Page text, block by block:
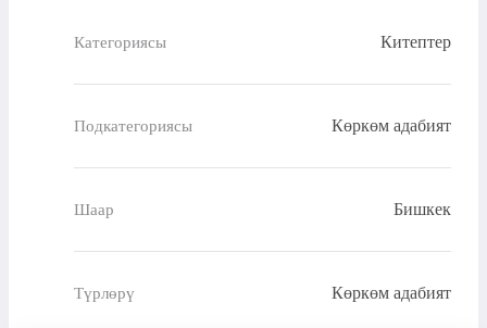
Категориясы Китептер
Подкатегориясы Көркөм адабият
Шаар Бишкек
Түрлөрү Көркөм адабият